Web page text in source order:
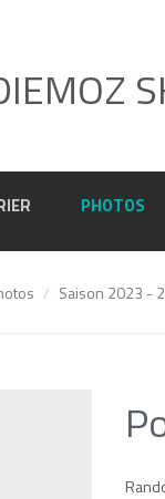
PHOTOS
Saison 2023 -